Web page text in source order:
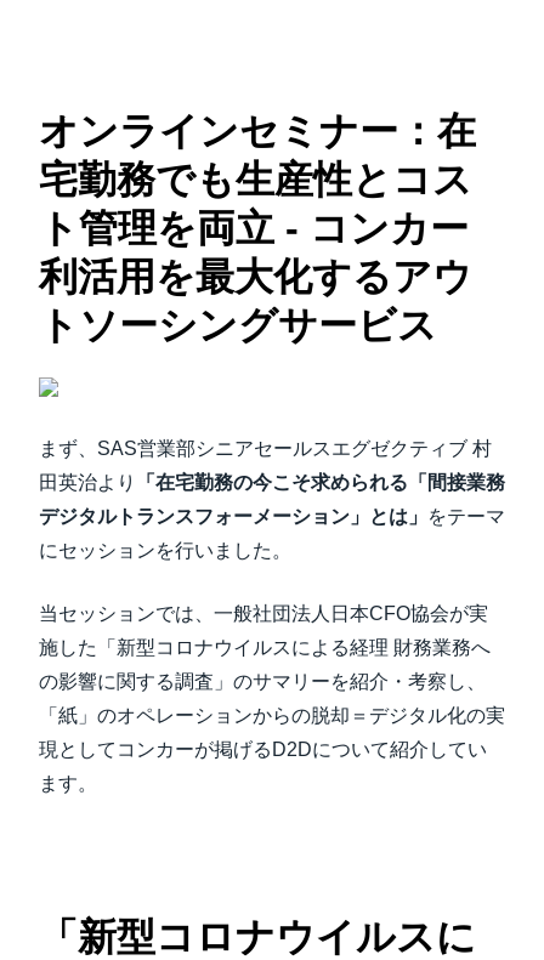
オンラインセミナー：在
宅勤務でも生産性とコス
ト管理を両立 - コンカー
利活用を最大化するアウ
トソーシングサービス
まず、SAS営業部シニアセールスエグゼクティブ 村
田英治より
「在宅勤務の今こそ求められる「間接業務
デジタルトランスフォーメーション」とは」 をテーマ
にセッションを行いました。
当セッションでは、一般社団法人日本CFO協会が実
施した「新型コロナウイルスによる経理 財務業務へ
の影響に関する調査」のサマリーを紹介・考察し、
「紙」のオペレーションからの脱却＝デジタル化の実
現としてコンカーが掲げるD2Dについて紹介してい
ます。
「新型コロナウイルスに